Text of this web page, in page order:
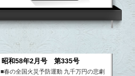
昭和58年2月号 第335号
■春の全国火災予防運動 九千万円の悲劇